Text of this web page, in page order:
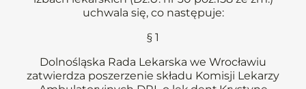
uchwala się, co następuje:
§ 1
Dolnośląska Rada Lekarska we Wrocławiu
zatwierdza poszerzenie składu Komisji Lekarzy